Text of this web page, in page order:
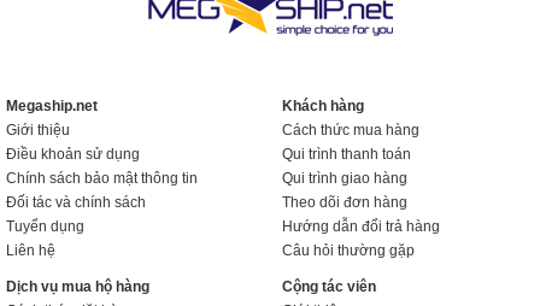
Megaship.net
Giới thiệu
Điều khoản sử dụng
Chính sách bảo mật thông tin
Đối tác và chính sách
Tuyển dụng
Liên hệ
Khách hàng
Cách thức mua hàng
Qui trình thanh toán
Qui trình giao hàng
Theo dõi đơn hàng
Hướng dẫn đổi trả hàng
Câu hỏi thường gặp
Dịch vụ mua hộ hàng
Cộng tác viên